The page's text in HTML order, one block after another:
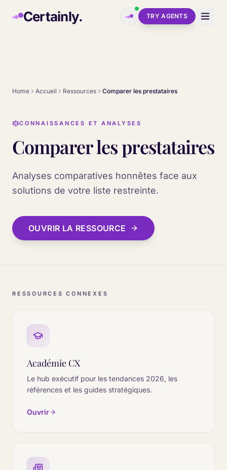
Certainly. TRY AGENTS
Home Accueil Ressources Comparer les prestataires
CONNAISSANCES ET ANALYSES
Comparer les prestataires
Analyses comparatives honnêtes face aux
solutions de votre liste restreinte.
OUVRIR LA RESSOURCE
RESSOURCES CONNEXES
Académie CX
Le hub exécutif pour les tendances 2026, les
références et les guides stratégiques.
Ouvrir